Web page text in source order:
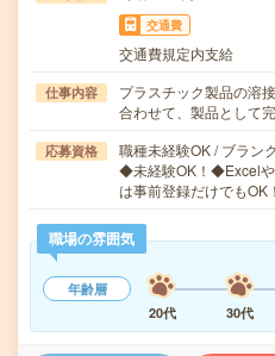
交通費
交通費規定内支給
仕事内容
プラスチック製品の溶
合わせて、製品として
応募資格
職種未経験OK / ブラン
◆未経験OK！◆Excelや
は事前登録だけでも
職場の雰囲気
年齢層
20代
30代